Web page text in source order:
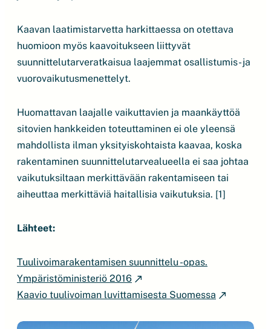
Kaavan laatimistarvetta harkittaessa on otettava
huomioon myös kaavoitukseen liittyvät
suunnittelutarveratkaisua laajemmat osallistumis- ja
vuorovaikutusmenettelyt.
Huomattavan laajalle vaikuttavien ja maankäyttöä
sitovien hankkeiden toteuttaminen ei ole yleensä
mahdollista ilman yksityiskohtaista kaavaa, koska
rakentaminen suunnittelutarvealueella ei saa johtaa
vaikutuksiltaan merkittävään rakentamiseen tai
aiheuttaa merkittäviä haitallisia vaikutuksia. [1]
Lähteet:
Tuulivoimarakentamisen suunnittelu -opas.
Ympäristöministeriö 2016
Kaavio tuulivoiman luvittamisesta Suomessa